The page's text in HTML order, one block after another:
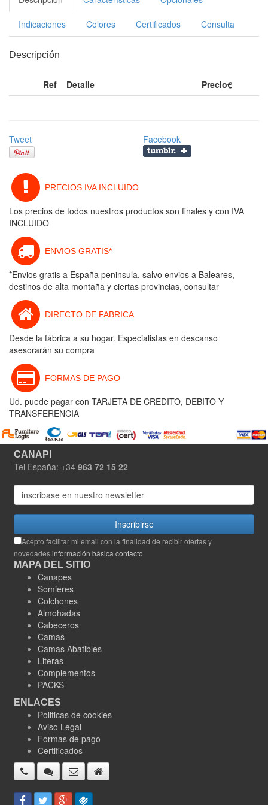
Indicaciones Colores Certificados Consulta
Descripción
Ref Detalle Precio€
Tweet Facebook
PRECIOS IVA INCLUIDO
Los precios de todos nuestros productos son finales y con IVA
INCLUIDO
ENVIOS GRATIS*
*Envios gratis a España peninsula, salvo envios a Baleares,
destinos de alta montaña y ciertas provincias, consultar
DIRECTO DE FABRICA
Desde la fábrica a su hogar. Especialistas en descanso
asesorarán su compra
FORMAS DE PAGO
Ud. puede pagar con TARJETA DE CREDITO, DEBITO Y
TRANSFERENCIA
CANAPI
Tel España: +34 963 72 15 22
Inscribirse
Acepto facilitar mi email con la finalidad de recibir ofertas y
novedades.información básica contacto
MAPA DEL SITIO
Canapes
Somieres
Colchones
Almohadas
Cabeceros
Camas
Camas Abatibles
Literas
Complementos
PACKS
ENLACES
Politicas de cookies
Aviso Legal
Formas de pago
Certificados